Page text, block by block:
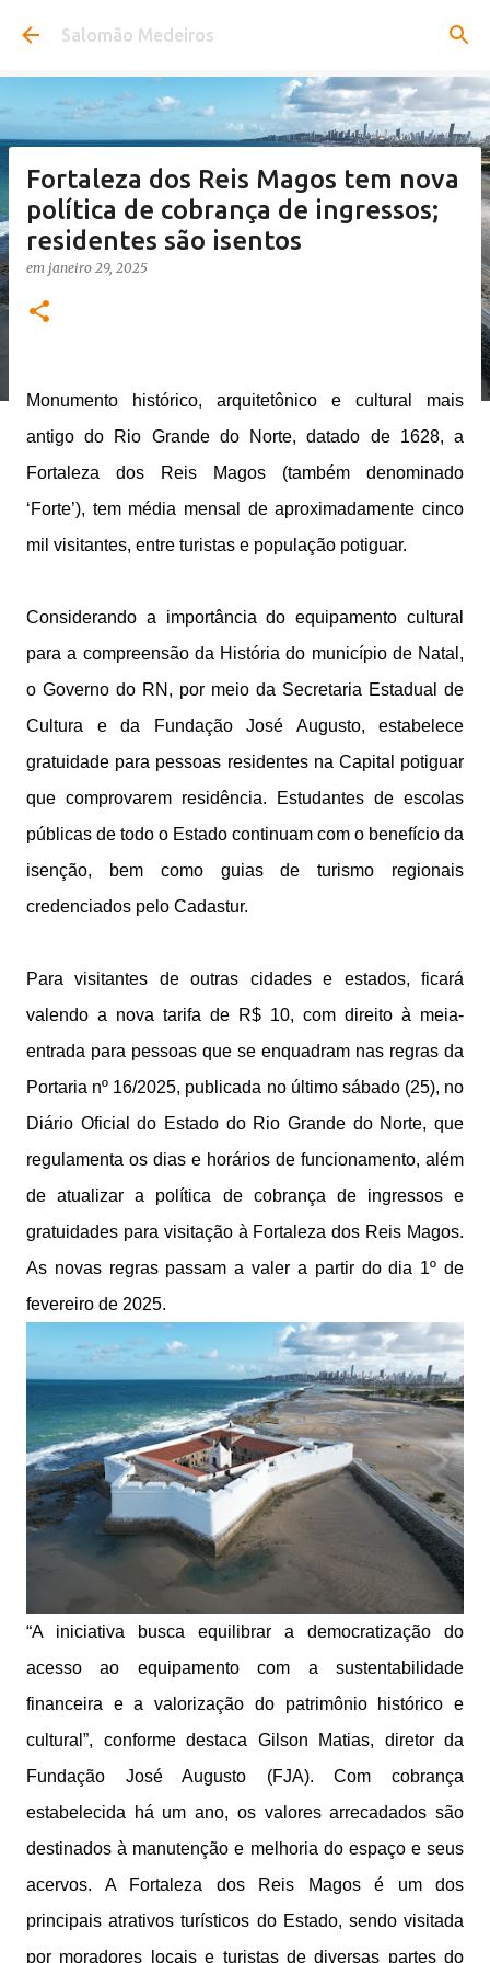
Pular para o conteúdo principal
Salomão Medeiros
Fortaleza dos Reis Magos tem nova
política de cobrança de ingressos;
residentes são isentos
em janeiro 29, 2025
Monumento histórico, arquitetônico e cultural mais
antigo do Rio Grande do Norte, datado de 1628, a
Fortaleza dos Reis Magos (também denominado
‘Forte’), tem média mensal de aproximadamente cinco
mil visitantes, entre turistas e população potiguar.
Considerando a importância do equipamento cultural
para a compreensão da História do município de Natal,
o Governo do RN, por meio da Secretaria Estadual de
Cultura e da Fundação José Augusto, estabelece
gratuidade para pessoas residentes na Capital potiguar
que comprovarem residência. Estudantes de escolas
públicas de todo o Estado continuam com o benefício da
isenção, bem como guias de turismo regionais
credenciados pelo Cadastur.
Para visitantes de outras cidades e estados, ficará
valendo a nova tarifa de R$ 10, com direito à meia-
entrada para pessoas que se enquadram nas regras da
Portaria nº 16/2025, publicada no último sábado (25), no
Diário Oficial do Estado do Rio Grande do Norte, que
regulamenta os dias e horários de funcionamento, além
de atualizar a política de cobrança de ingressos e
gratuidades para visitação à Fortaleza dos Reis Magos.
As novas regras passam a valer a partir do dia 1º de
fevereiro de 2025.
“A iniciativa busca equilibrar a democratização do
acesso ao equipamento com a sustentabilidade
financeira e a valorização do patrimônio histórico e
cultural”, conforme destaca Gilson Matias, diretor da
Fundação José Augusto (FJA). Com cobrança
estabelecida há um ano, os valores arrecadados são
destinados à manutenção e melhoria do espaço e seus
acervos. A Fortaleza dos Reis Magos é um dos
principais atrativos turísticos do Estado, sendo visitada
por moradores locais e turistas de diversas partes do